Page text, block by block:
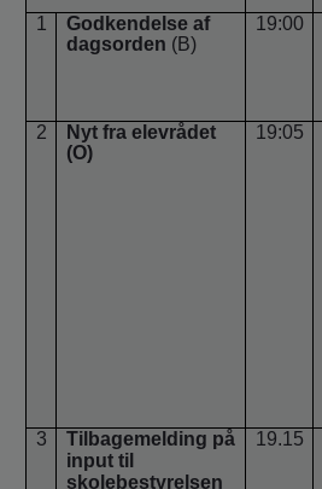
1
Godkendelse af
dagsorden (B)
19:00
2
Nyt fra elevrådet
(O)
19:05
3
Tilbagemelding på
input til
skolebestyrelsen
19.15